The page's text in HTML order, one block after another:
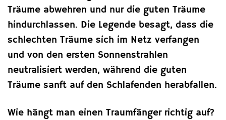
Träume abwehren und nur die guten Träume
hindurchlassen. Die Legende besagt, dass die
schlechten Träume sich im Netz verfangen
und von den ersten Sonnenstrahlen
neutralisiert werden, während die guten
Träume sanft auf den Schlafenden herabfallen.
Wie hängt man einen Traumfänger richtig auf?